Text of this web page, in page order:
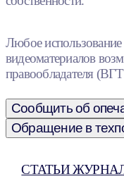
Любое
видеоматериалов
правообладателя
Сообщить об
Обращение в
СТАТЬИ